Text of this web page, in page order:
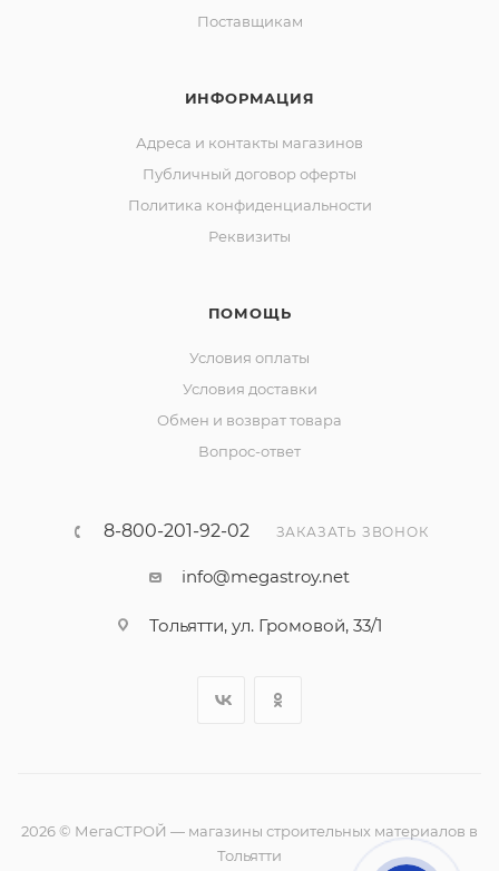
Поставщикам
ИНФОРМАЦИЯ
Адреса и контакты магазинов
Публичный договор оферты
Политика конфиденциальности
Реквизиты
ПОМОЩЬ
Условия оплаты
Условия доставки
Обмен и возврат товара
Вопрос-ответ
8-800-201-92-02 ЗАКАЗАТЬ ЗВОНОК
info@megastroy.net
Тольятти, ул. Громовой, 33/1
2026 © МегаСТРОЙ — магазины строительных материалов в
Тольятти